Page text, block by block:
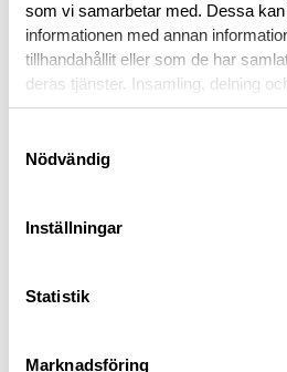
som vi samarbetar med. Dessa
informationen med annan
tillhandahållit eller som de har
deras tjänster. Insamling, delning
personuppgifter kan användas för
Nödvändig
Inställningar
Statistik
Marknadsföring
BESKRIVNING
RECENSIONER
OM VARUMÄRKET